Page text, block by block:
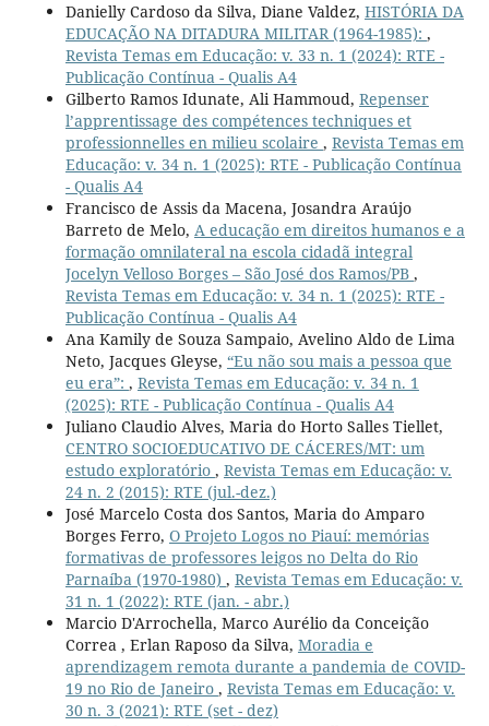
Danielly Cardoso da Silva, Diane Valdez, HISTÓRIA DA
EDUCAÇÃO NA DITADURA MILITAR (1964-1985): ,
Revista Temas em Educação: v. 33 n. 1 (2024): RTE -
Publicação Contínua - Qualis A4
Gilberto Ramos Idunate, Ali Hammoud, Repenser
l’apprentissage des compétences techniques et
professionnelles en milieu scolaire , Revista Temas em
Educação: v. 34 n. 1 (2025): RTE - Publicação Contínua
- Qualis A4
Francisco de Assis da Macena, Josandra Araújo
Barreto de Melo, A educação em direitos humanos e a
formação omnilateral na escola cidadã integral
Jocelyn Velloso Borges – São José dos Ramos/PB ,
Revista Temas em Educação: v. 34 n. 1 (2025): RTE -
Publicação Contínua - Qualis A4
Ana Kamily de Souza Sampaio, Avelino Aldo de Lima
Neto, Jacques Gleyse, “Eu não sou mais a pessoa que
eu era”: , Revista Temas em Educação: v. 34 n. 1
(2025): RTE - Publicação Contínua - Qualis A4
Juliano Claudio Alves, Maria do Horto Salles Tiellet,
CENTRO SOCIOEDUCATIVO DE CÁCERES/MT: um
estudo exploratório , Revista Temas em Educação: v.
24 n. 2 (2015): RTE (jul.-dez.)
José Marcelo Costa dos Santos, Maria do Amparo
Borges Ferro, O Projeto Logos no Piauí: memórias
formativas de professores leigos no Delta do Rio
Parnaíba (1970-1980) , Revista Temas em Educação: v.
31 n. 1 (2022): RTE (jan. - abr.)
Marcio D'Arrochella, Marco Aurélio da Conceição
Correa , Erlan Raposo da Silva, Moradia e
aprendizagem remota durante a pandemia de COVID-
19 no Rio de Janeiro , Revista Temas em Educação: v.
30 n. 3 (2021): RTE (set - dez)